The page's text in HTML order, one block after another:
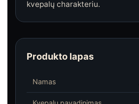
kvepalų charakteriu.
Produkto lapas
Namas